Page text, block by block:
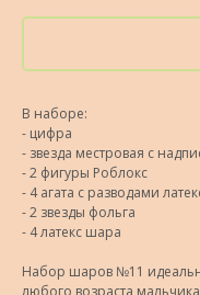
В наборе:
- цифра
- звезда местровая с
- 2 фигуры Роблокс
- 4 агата с разводами
- 2 звезды фольга
- 4 латекс шара
Набор шаров №11